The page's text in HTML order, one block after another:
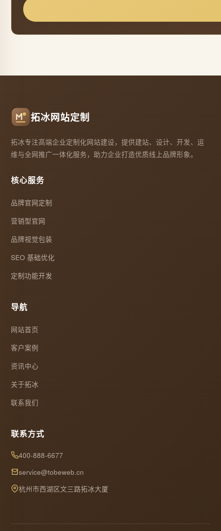
拓冰网站定制
拓冰专注高端企业定制化网站建设，提供建站、设计、开发、运
维与全网推广一体化服务，助力企业打造优质线上品牌形象。
核心服务
品牌官网定制
营销型官网
品牌视觉包装
SEO 基础优化
定制功能开发
导航
网站首页
客户案例
资讯中心
关于拓冰
联系我们
联系方式
400-888-6677
service@tobeweb.cn
杭州市西湖区文三路拓冰大厦